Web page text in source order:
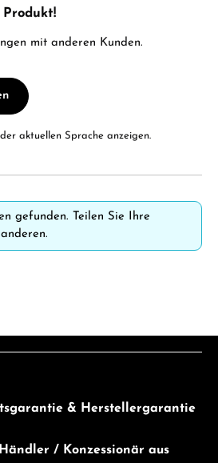
von 0 von 5 Sternen
Produkt!
mit anderen Kunden.
aktuellen Sprache anzeigen.
gefunden. Teilen Sie Ihre
& Herstellergarantie
/ Konzessionär aus